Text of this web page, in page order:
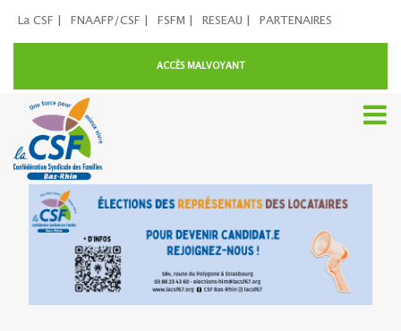
La CSF | FNAAFP/CSF | FSFM | RESEAU | PARTENAIRES
ACCÈS MALVOYANT